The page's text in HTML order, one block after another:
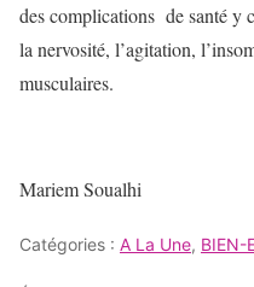
des complications de santé y
la nervosité, l’agitation,
musculaires.
Mariem Soualhi
Catégories : A La Une, BIEN-